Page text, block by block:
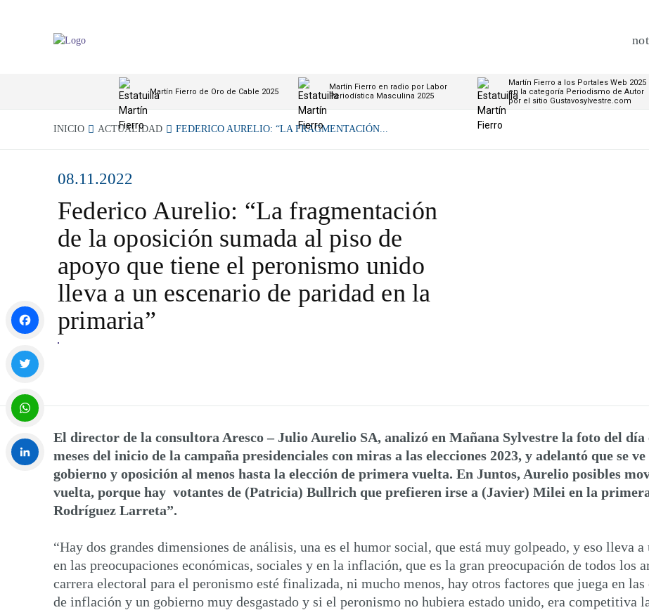
Martín Fierro de Oro de Cable 2025
Martín Fierro en radio por Labor
Periodística Masculina 2025
Martín Fierro a los Portales Web 2025
en la categoría Periodismo de Autor
por el sitio Gustavosylvestre.com
INICIO ACTUALIDAD FEDERICO AURELIO: “LA FRAGMENTACIÓN...
08.11.2022
Federico Aurelio: “La fragmentación
de la oposición sumada al piso de
apoyo que tiene el peronismo unido
lleva a un escenario de paridad en la
primaria”
El director de la consultora Aresco – Julio Aurelio SA, analizó en Mañana Sylvestre la foto del
meses del inicio de la campaña presidenciales con miras a las elecciones 2023, y adelantó que se
gobierno y oposición al menos hasta la elección de primera vuelta. En Juntos, Aurelio posibles
vuelta, porque hay votantes de (Patricia) Bullrich que prefieren irse a (Javier) Milei en la
Rodríguez Larreta”.
“Hay dos grandes dimensiones de análisis, una es el humor social, que está muy golpeado, y eso lleva
en las preocupaciones económicas, sociales y en la inflación, que es la gran preocupación de todos los
carrera electoral para el peronismo esté finalizada, ni mucho menos, hay otros factores que juega en
de inflación y un gobierno muy desgastado y si el peronismo no hubiera estado unido, era competitiva
Facebook
Twitter
WhatsApp